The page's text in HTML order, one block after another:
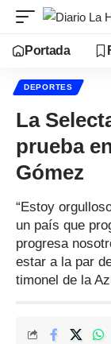
Portada
DEPORTES
La
prueba
Gómez
“Estoy
un país que
progresa
estar a la par
timonel de la